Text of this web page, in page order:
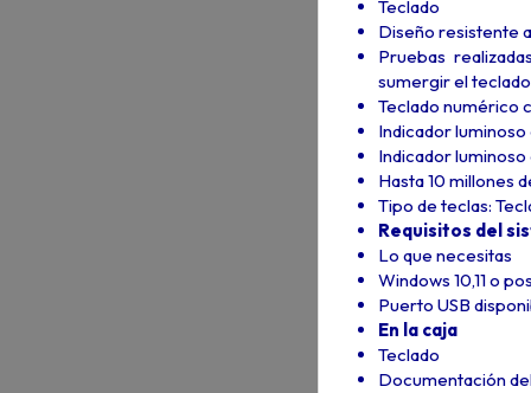
Teclado
Diseño resistente
Pruebas
sumergir el
Teclado numérico
Indicador
Indicador
Hasta 10 millones
Tipo de teclas:
Requisitos del
Lo que necesitas
Windows 10,11 o
Puerto USB
En la caja
Teclado
Documentación